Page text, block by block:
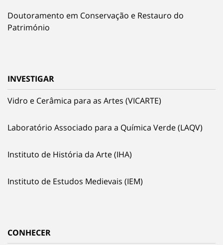
Doutoramento em Conservação e Restauro do
Património
INVESTIGAR
Vidro e Cerâmica para as Artes (VICARTE)
Laboratório Associado para a Química Verde (LAQV)
Instituto de História da Arte (IHA)
Instituto de Estudos Medievais (IEM)
CONHECER